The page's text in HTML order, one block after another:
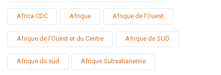
Africa CDC Afrique Afrique de l'Ouest
Afrique de l'Ouest et du Centre Afrique de SUD
Afrique du sud Afrique Subsaharienne